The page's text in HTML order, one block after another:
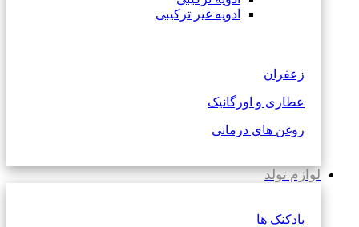
ادویه غیر ترکیبی
زعفران
عطاری و اورگانیک
روغن های درمانی
لوازم تولد
بادکنک ها